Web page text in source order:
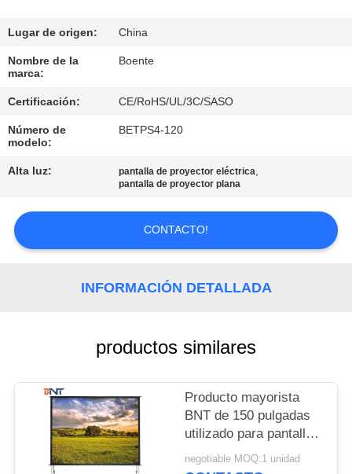
DE
CALIDAD
EN
CONTACTO
NOTICIAS
CONFERENCE
SOLUTION
MAPA
Lugar de origen: China
Nombre de la
marca:
Boente
Certificación: CE/RoHS/UL/3C/SASO
Número de
modelo:
BETPS4-120
Alta luz: pantalla de proyector eléctrica,
pantalla de proyector plana
CONTACTO!
INFORMACIÓN DETALLADA
productos similares
Producto mayorista
BNT de 150 pulgadas
utilizado para pantallas
de proyectores
plegables rápidamente
negotiable MOQ:1 unidad